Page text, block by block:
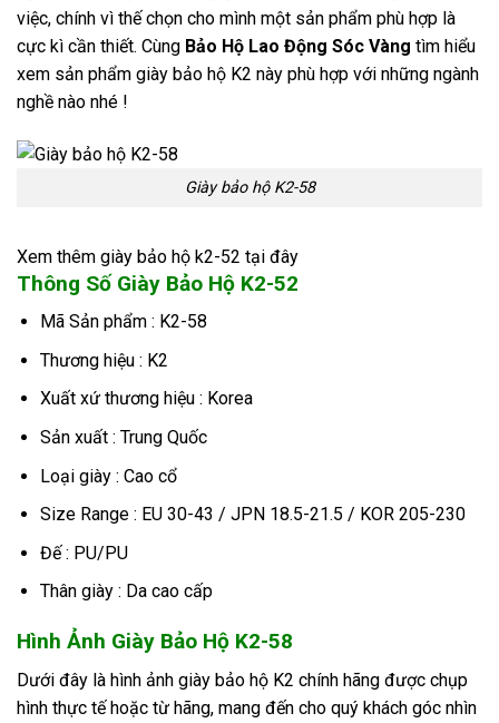
việc, chính vì thế chọn cho mình một sản phẩm phù hợp là
cực kì cần thiết. Cùng Bảo Hộ Lao Động Sóc Vàng tìm hiểu
xem sản phẩm giày bảo hộ K2 này phù hợp với những ngành
nghề nào nhé !
Giày bảo hộ K2-58
Xem thêm giày bảo hộ k2-52 tại đây
Thông Số Giày Bảo Hộ K2-52
Mã Sản phẩm : K2-58
Thương hiệu : K2
Xuất xứ thương hiệu : Korea
Sản xuất : Trung Quốc
Loại giày : Cao cổ
Size Range : EU 30-43 / JPN 18.5-21.5 / KOR 205-230
Đế : PU/PU
Thân giày : Da cao cấp
Hình Ảnh Giày Bảo Hộ K2-58
Dưới đây là hình ảnh giày bảo hộ K2 chính hãng được chụp
hình thực tế hoặc từ hãng, mang đến cho quý khách góc nhìn